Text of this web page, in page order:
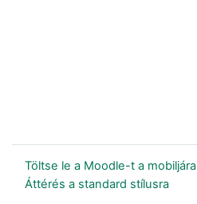
Töltse le a Moodle-t a mobiljára
Áttérés a standard stílusra